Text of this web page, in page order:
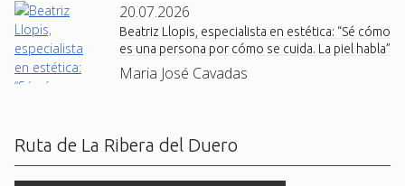
20.07.2026
Beatriz Llopis, especialista en estética: “Sé cómo
es una persona por cómo se cuida. La piel habla”
Maria José Cavadas
Ruta de La Ribera del Duero